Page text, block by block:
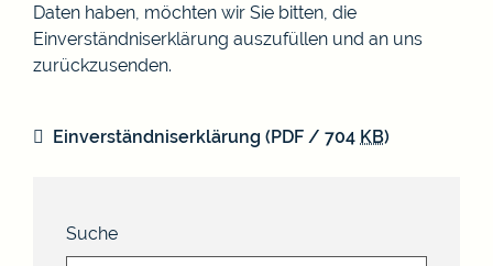
Daten haben, möchten wir Sie bitten, die
Einverständniserklärung auszufüllen und an uns
zurückzusenden.
Einverständniserklärung (PDF / 704 KB)
Suche